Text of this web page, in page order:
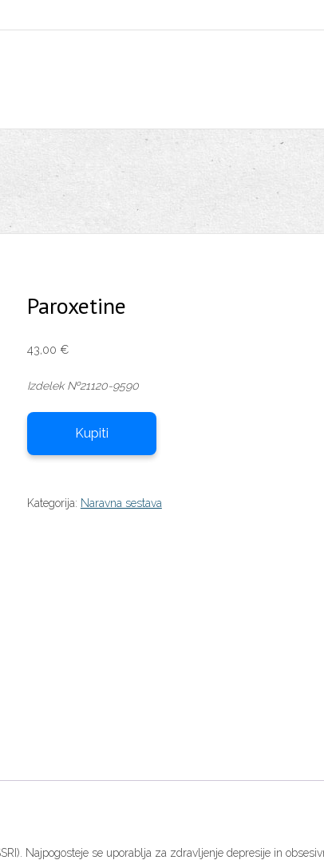
Paroxetine
43,00 €
Izdelek №21120-9590
Kupiti
Kategorija: Naravna sestava
Najpogosteje se uporablja za zdravljenje depresije in